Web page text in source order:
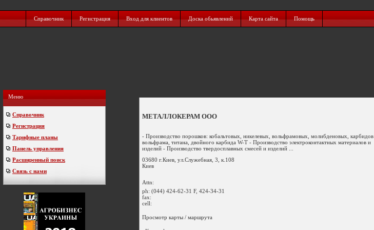
Справочник Регистрация Вход для клиентов Доска обьявлений Карта сайта Помощь
Меню
Справочник
Регистрация
Тарифные планы
Панель управления
Расширенный поиск
Связь с нами
МЕТАЛЛОКЕРАМ ООО
- Производство порошков: кобальтовых, никелевых, вольфрамовых, молибденовых, карбидов
вольфрама, титана, двойного карбида W-T - Производство электроконтактных материалов и
изделий - Производство твердосплавных смесей и изделий ...
03680 г.Киев, ул.Служебная, 3, к.108
Киев
Attn:
ph: (044) 424-62-31 F, 424-34-31
fax:
cell:
Просмотр карты / маршрута